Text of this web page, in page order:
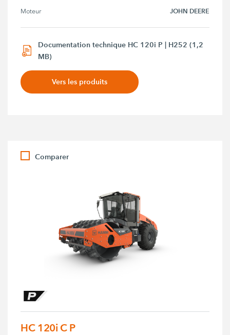
Moteur JOHN DEERE
Documentation technique HC 120i P | H252 (1,2
MB)
Vers les produits
Comparer
HC 120i C P